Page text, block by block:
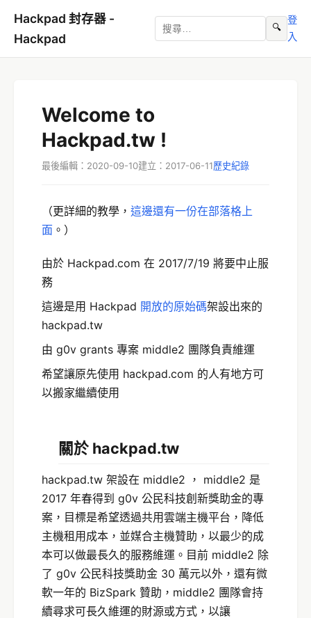
Hackpad 封存器 -
Hackpad
🔍
登
入
Welcome to
Hackpad.tw !
最後編輯：2020-09-10建立：2017-06-11歷史紀錄
（更詳細的教學， 這邊還有一份在部落格上
面 。）
由於 Hackpad.com 在 2017/7/19 將要中止服
務
這邊是用 Hackpad 開放的原始碼架設出來的
hackpad.tw
由 g0v grants 專案 middle2 團隊負責維運
希望讓原先使用 hackpad.com 的人有地方可
以搬家繼續使用
關於 hackpad.tw
hackpad.tw 架設在 middle2 ， middle2 是
2017 年春得到 g0v 公民科技創新獎助金的專
案，目標是希望透過共用雲端主機平台，降低
主機租用成本，並媒合主機贊助，以最少的成
本可以做最長久的服務維運。目前 middle2 除
了 g0v 公民科技獎助金 30 萬元以外，還有微
軟一年的 BizSpark 贊助，middle2 團隊會持
續尋求可長久維運的財源或方式，以讓